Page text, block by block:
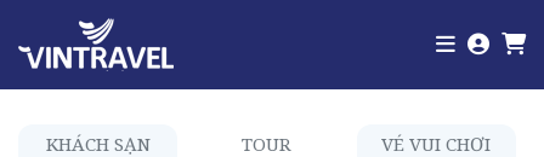
KHÁCH SẠN TOUR VÉ VUI CHƠI